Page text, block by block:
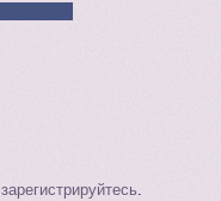
зарегистрируйтесь.